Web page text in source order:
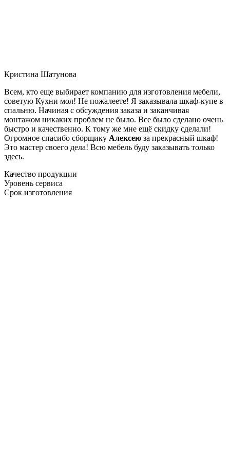
Кристина Шатунова
Всем, кто еще выбирает компанию для изготовления мебели,
советую Кухни мол! Не пожалеете! Я заказывала шкаф-купе в
спальню. Начиная с обсуждения заказа и заканчивая
монтажом никаких проблем не было. Все было сделано очень
быстро и качественно. К тому же мне ещё скидку сделали!
Огромное спасибо сборщику Алексею за прекрасный шкаф!
Это мастер своего дела! Всю мебель буду заказывать только
здесь.
Качество продукции
Уровень сервиса
Срок изготовления